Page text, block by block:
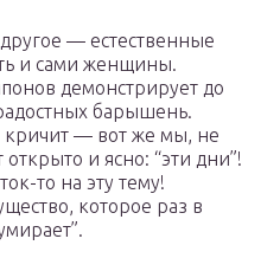
— естественные
и сами женщины.
демонстрирует до
барышень.
кричит — вот же мы, не
и ясно: “эти дни”!
то на эту тему!
которое раз в